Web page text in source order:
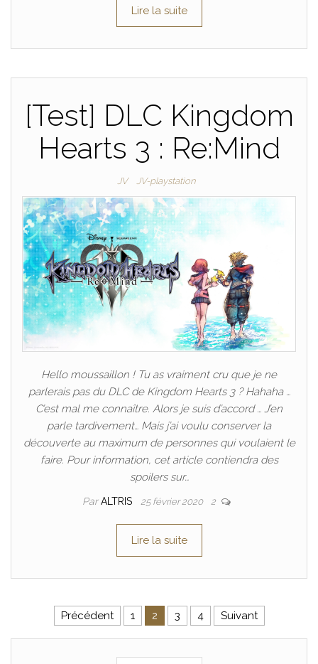
Lire la suite
[Test] DLC Kingdom
Hearts 3 : Re:Mind
JV JV-playstation
Hello moussaillon ! Tu as vraiment cru que je ne
parlerais pas du DLC de Kingdom Hearts 3 ? Hahaha …
C’est mal me connaître. Alors je suis d’accord … J’en
parle tardivement… Mais j’ai voulu conserver la
découverte au maximum de personnes qui voulaient le
faire. Pour information, cet article contiendra des
spoilers sur…
ParALTRIS 25 février 2020 2
Lire la suite
Pagination des publications
Précédent 1 2 3 4 Suivant